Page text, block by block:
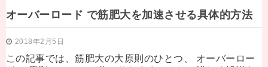
オーバーロード で筋肥大を加速させる具体的方法
2018年2月5日
この記事では、筋肥大の大原則のひとつ、 オーバーロー